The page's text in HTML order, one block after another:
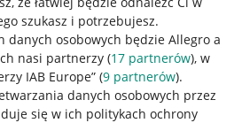
szukasz i potrzebujesz.
danych osobowych będzie Allegro a
nasi partnerzy (17 partnerów), w
IAB Europe” (9 partnerów).
danych osobowych przez
się w ich politykach ochrony